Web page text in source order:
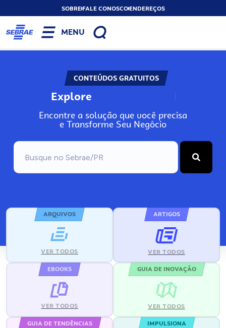
SOBREFALE CONOSCOENDEREÇOS
MENU
CONTEÚDOS GRATUITOS
Explore N
Encontre a solução que você precisa
e Transforme Seu Negócio
ARQUIVOS
VER TODOS
ARTIGOS
VER TODOS
EBOOKS
VER TODOS
GUIA DE INOVAÇÃO
VER TODOS
GUIA DE TENDÊNCIAS IMPULSIONA